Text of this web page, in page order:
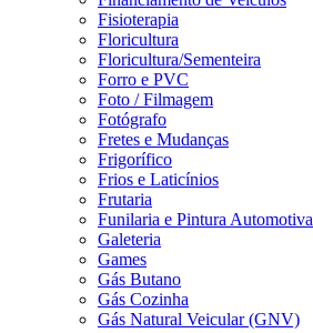
Fisioterapia
Floricultura
Floricultura/Sementeira
Forro e PVC
Foto / Filmagem
Fotógrafo
Fretes e Mudanças
Frigorífico
Frios e Laticínios
Frutaria
Funilaria e Pintura Automotiva
Galeteria
Games
Gás Butano
Gás Cozinha
Gás Natural Veicular (GNV)